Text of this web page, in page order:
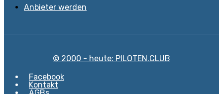
Anbieter werden
© 2000 - heute: PILOTEN.CLUB
Facebook
Kontakt